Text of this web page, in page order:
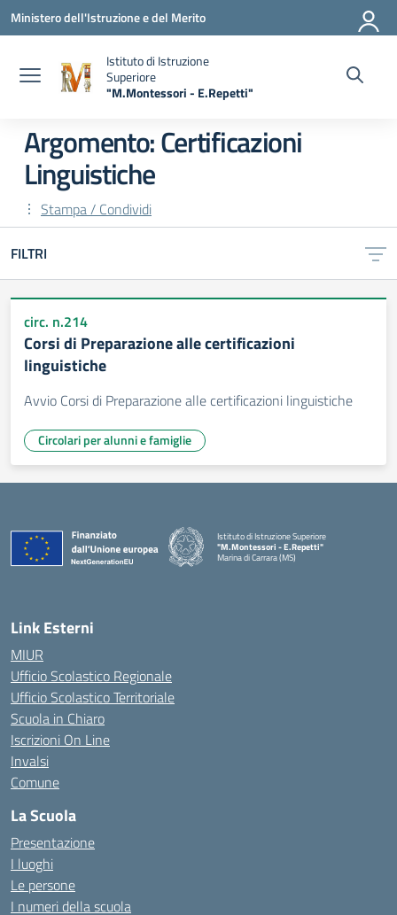
Vai ai contenuti
Vai al menu di navigazione
Vai al footer
Ministero dell'Istruzione e del Merito
Istituto di Istruzione
Superiore
"M.Montessori - E.Repetti"
Argomento: Certificazioni
Linguistiche
Stampa / Condividi
FILTRI
circ. n.214
Corsi di Preparazione alle certificazioni
linguistiche
Avvio Corsi di Preparazione alle certificazioni linguistiche
Circolari per alunni e famiglie
Istituto di Istruzione Superiore
"M.Montessori - E.Repetti"
Marina di Carrara (MS)
Link Esterni
MIUR
Ufficio Scolastico Regionale
Ufficio Scolastico Territoriale
Scuola in Chiaro
Iscrizioni On Line
Invalsi
Comune
La Scuola
Presentazione
I luoghi
Le persone
I numeri della scuola